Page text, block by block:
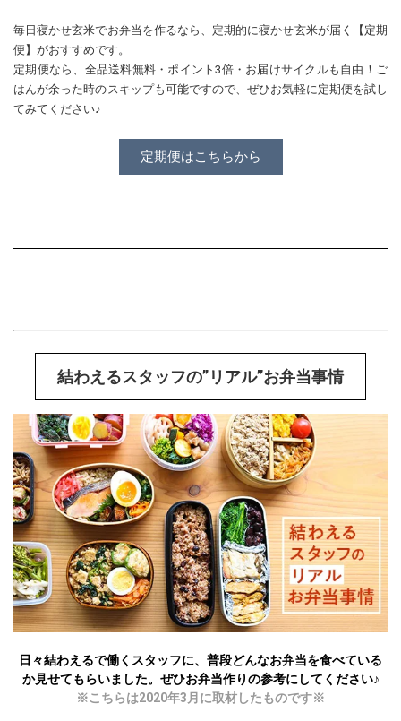
毎日寝かせ玄米でお弁当を作るなら、定期的に寝かせ玄米が届く【定期
便】がおすすめです。
定期便なら、全品送料無料・ポイント3倍・お届けサイクルも自由！ご
はんが余った時のスキップも可能ですので、ぜひお気軽に定期便を試し
てみてください♪
定期便はこちらから
結わえるスタッフの”リアル”お弁当事情
日々結わえるで働くスタッフに、普段どんなお弁当を食べている
か見せてもらいました。ぜひお弁当作りの参考にしてください♪
※こちらは2020年3月に取材したものです※